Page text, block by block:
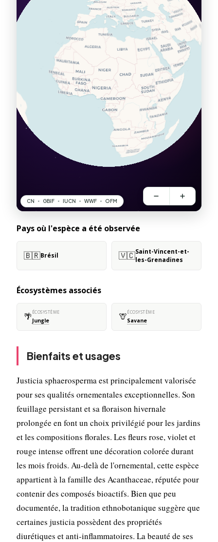
Pays où l'espèce a été observée
🇧🇷Brésil 🇻🇨Saint-Vincent-et-
les-Grenadines
Écosystèmes associés
🌴ÉCOSYSTÈME
Jungle 🦒ÉCOSYSTÈME
Savane
Bienfaits et usages
Justicia sphaerosperma est principalement valorisée
pour ses qualités ornementales exceptionnelles. Son
feuillage persistant et sa floraison hivernale
prolongée en font un choix privilégié pour les jardins
et les compositions florales. Les fleurs rose, violet et
rouge intense offrent une décoration colorée durant
les mois froids. Au-delà de l'ornemental, cette espèce
appartient à la famille des Acanthaceae, réputée pour
contenir des composés bioactifs. Bien que peu
documentée, la tradition ethnobotanique suggère que
certaines justicia possèdent des propriétés
diurétiques et anti-inflammatoires. La beauté de ses